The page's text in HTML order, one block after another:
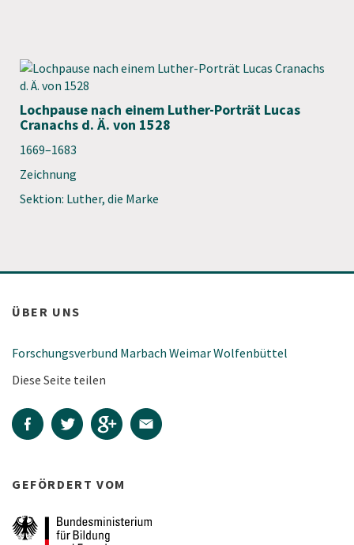
Lochpause nach einem Luther-Porträt Lucas
Cranachs d. Ä. von 1528
1669–1683
Zeichnung
Sektion: Luther, die Marke
ÜBER UNS
Forschungsverbund Marbach Weimar Wolfenbüttel
Diese Seite teilen
GEFÖRDERT VOM